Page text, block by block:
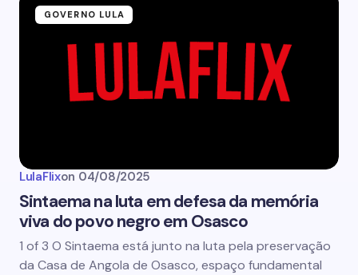
GOVERNO LULA
LulaFlixon 04/08/2025
Sintaema na luta em defesa da memória
viva do povo negro em Osasco
1 of 3 O Sintaema está junto na luta pela preservação
da Casa de Angola de Osasco, espaço fundamental